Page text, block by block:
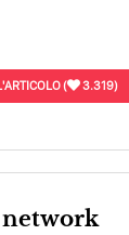
( 3.319)
network